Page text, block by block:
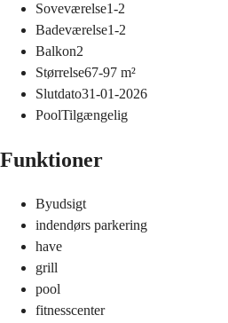
Soveværelse1-2
Badeværelse1-2
Balkon2
Størrelse67-97 m²
Slutdato31-01-2026
PoolTilgængelig
Funktioner
Byudsigt
indendørs parkering
have
grill
pool
fitnesscenter